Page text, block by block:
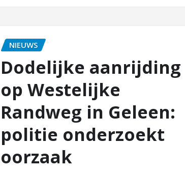
NIEUWS
Dodelijke aanrijding
op Westelijke
Randweg in Geleen:
politie onderzoekt
oorzaak